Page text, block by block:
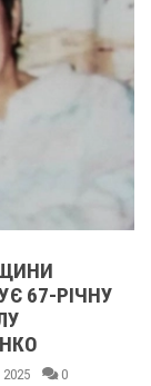
ОБЛАСТІ
РОЗШУКУЮТЬ
РІЧНУ ЗОЮ
14 листопада 2025